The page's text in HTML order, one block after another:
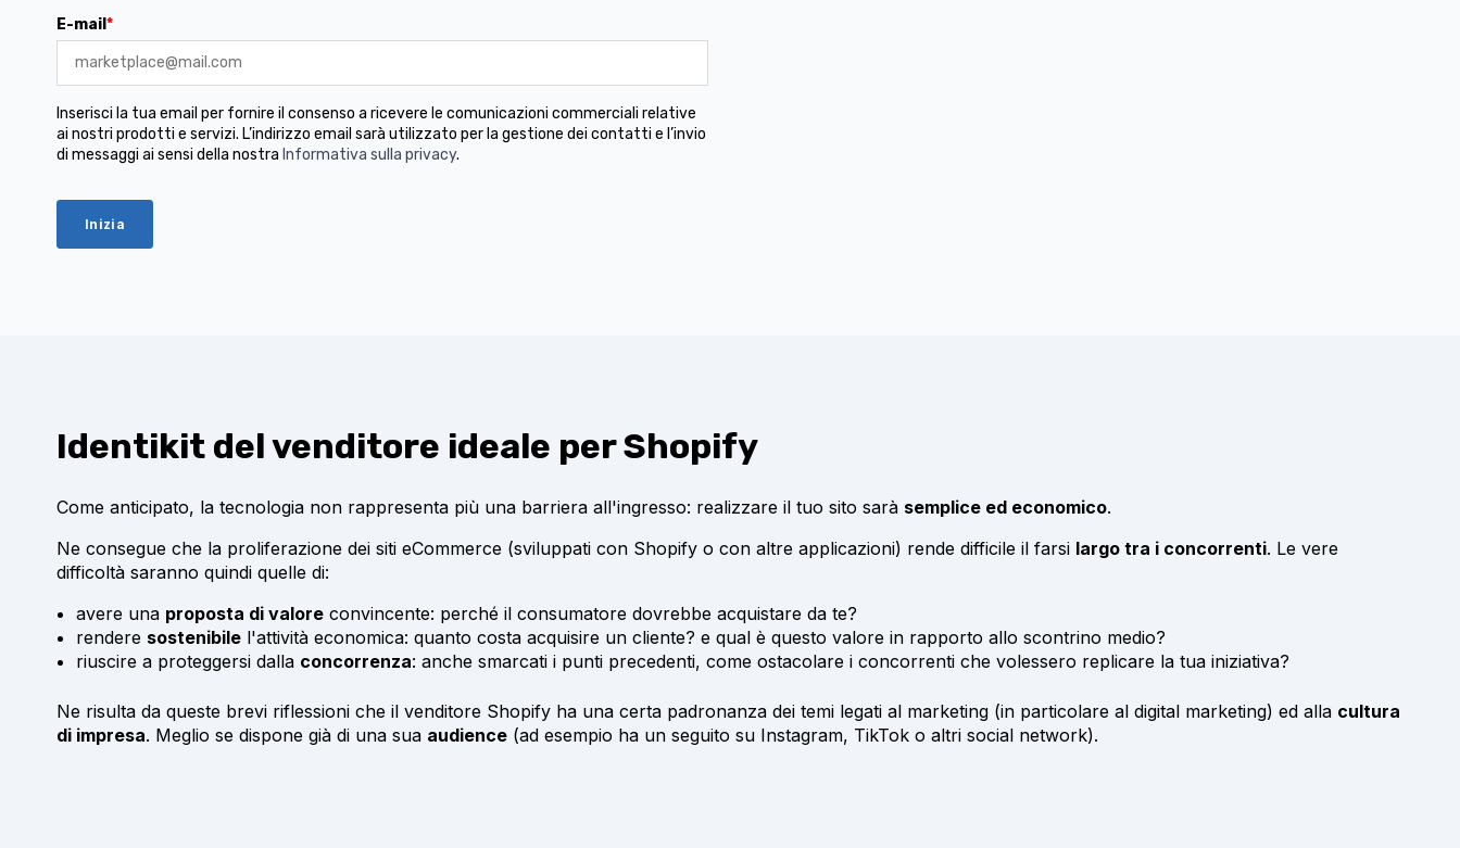
E-mail *
Inserisci la tua email per fornire il consenso a ricevere le comunicazioni commerciali relative
ai nostri prodotti e servizi. L’indirizzo email sarà utilizzato per la gestione dei contatti e l’invio
di messaggi ai sensi della nostra Informativa sulla privacy.
Identikit del venditore ideale per Shopify
Come anticipato, la tecnologia non rappresenta più una barriera all'ingresso: realizzare il tuo sito sarà semplice ed economico.
Ne consegue che la proliferazione dei siti eCommerce (sviluppati con Shopify o con altre applicazioni) rende difficile il farsi largo tra i concorrenti. Le vere
difficoltà saranno quindi quelle di:
avere una proposta di valoreconvincente: perché il consumatore dovrebbe acquistare da te?
rendere sostenibilel'attività economica: quanto costa acquisire un cliente? e qual è questo valore in rapporto allo scontrino medio?
riuscire a proteggersi dalla concorrenza: anche smarcati i punti precedenti, come ostacolare i concorrenti che volessero replicare la tua iniziativa?
Ne risulta da queste brevi riflessioni che il venditore Shopify ha una certa padronanza dei temi legati al marketing (in particolare al digital marketing) ed alla cultura
di impresa. Meglio se dispone già di una sua audience (ad esempio ha un seguito su Instagram, TikTok o altri social network).